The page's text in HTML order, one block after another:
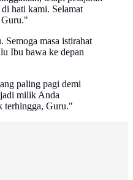
hati kami. Selamat
Guru."
Semoga masa istirahat
Ibu bawa ke depan
paling pagi demi
milik Anda
terhingga, Guru."